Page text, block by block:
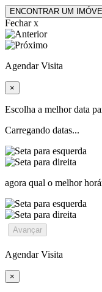
ENCONTRAR UM
Fechar x
Agendar Visita
×
Escolha a melhor data
Carregando datas...
agora qual o melhor
Avançar
Agendar Visita
×